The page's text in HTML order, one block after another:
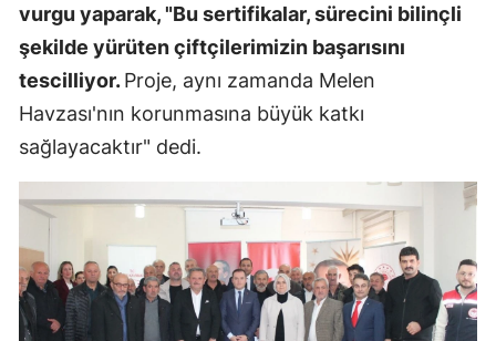
vurgu yaparak, "Bu sertifikalar, sürecini bilinçli
şekilde yürüten çiftçilerimizin başarısını
tescilliyor.Proje, aynı zamanda Melen
Havzası'nın korunmasına büyük katkı
sağlayacaktır" dedi.